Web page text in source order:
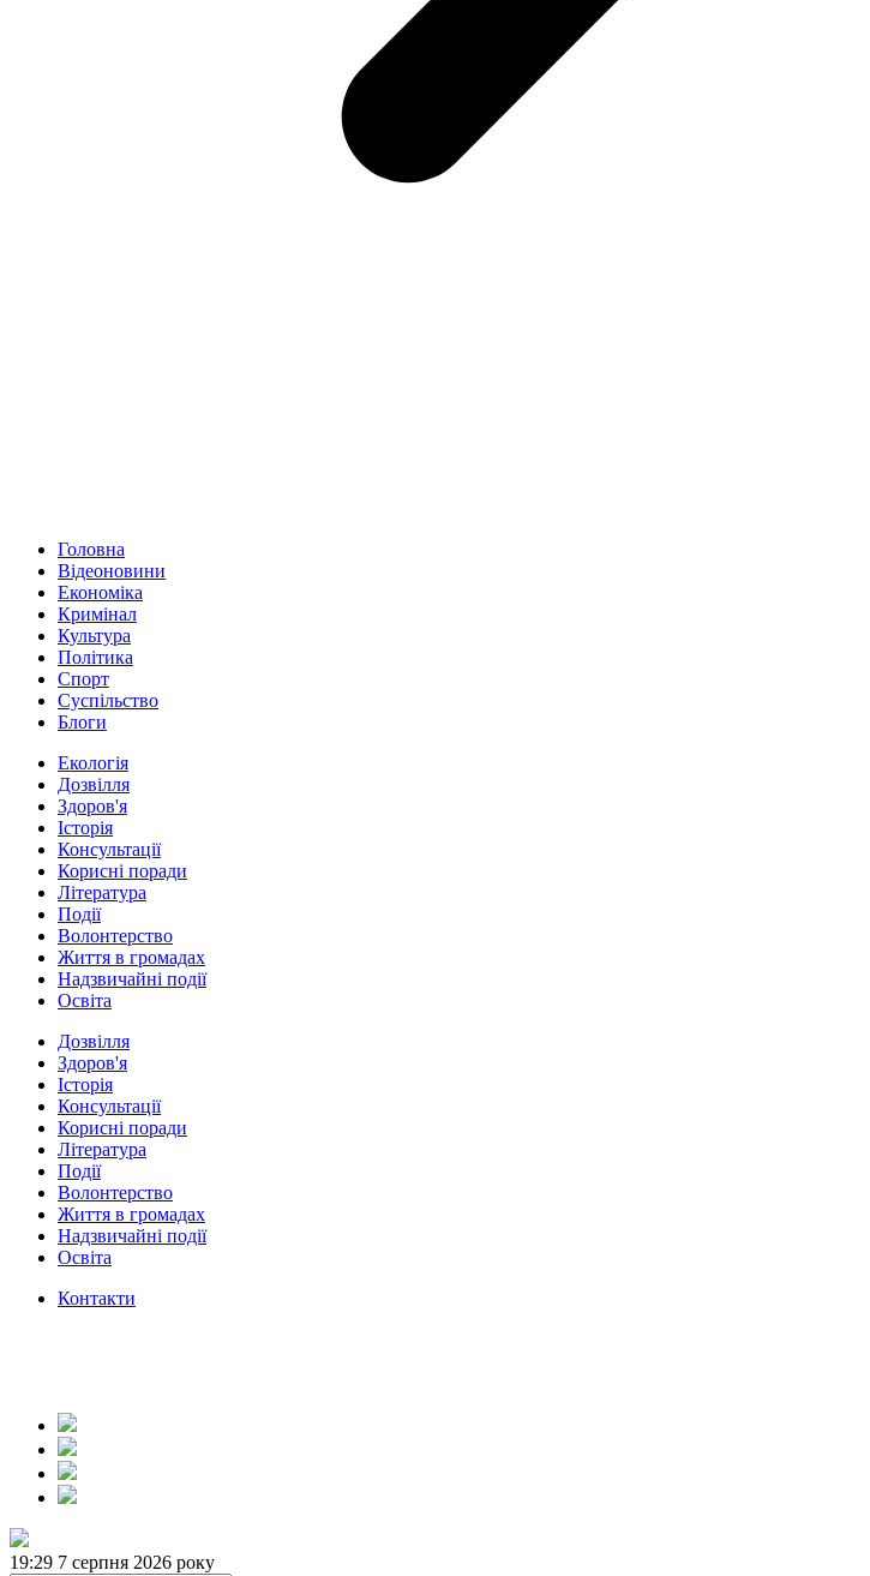
Головна
Відеоновини
Економіка
Кримінал
Культура
Політика
Спорт
Суспільство
Блоги
Екологія
Дозвілля
Здоров'я
Історія
Консультації
Корисні поради
Література
Події
Волонтерство
Життя в громадах
Надзвичайні події
Освіта
Дозвілля
Здоров'я
Історія
Консультації
Корисні поради
Література
Події
Волонтерство
Життя в громадах
Надзвичайні події
Освіта
Контакти
19:29 7 серпня 2026 року